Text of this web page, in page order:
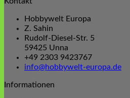
Hobbywelt Europa
Z. Sahin
Rudolf-Diesel-Str. 5
59425 Unna
+49 2303 9423767
info@hobbywelt-europa.de
Informationen